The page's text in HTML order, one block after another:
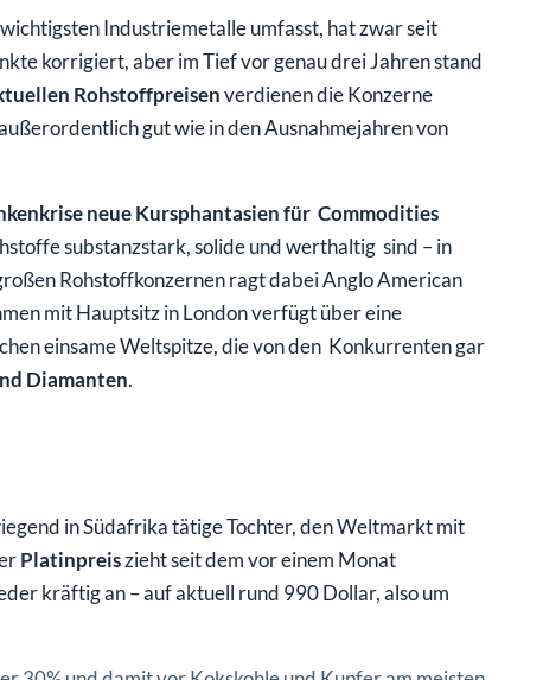
wichtigsten Industriemetalle umfasst, hat zwar seit
korrigiert, aber im Tief vor genau drei Jahren stand
Rohstoffpreisen
verdienen die Konzerne
gut wie in den Ausnahmejahren von
neue Kursphantasien für Commodities
substanzstark, solide und werthaltig sind – in
Rohstoffkonzernen ragt dabei Anglo American
mit Hauptsitz in London verfügt über eine
einsame Weltspitze, die von den Konkurrenten gar
Diamanten
in Südafrika tätige Tochter, den Weltmarkt mit
Platinpreis
zieht seit dem vor einem Monat
kräftig an – auf aktuell rund 990 Dollar, also um
30% und damit vor Kokskohle und Kupfer am meisten